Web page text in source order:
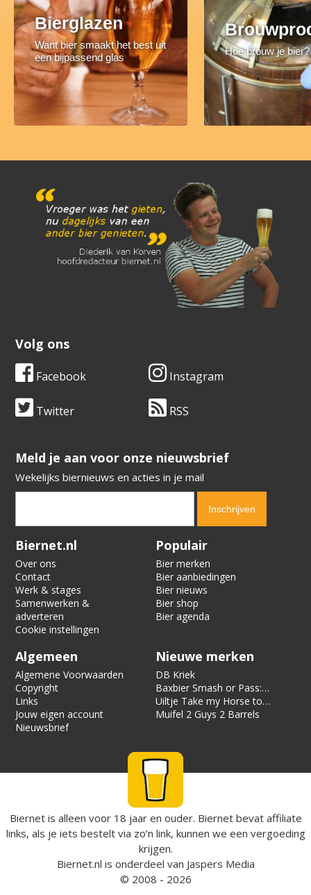
Bierglazen
Want bier smaakt het best uit
een bijpassend glas
Hoe brouw je bier?
Volg ons
Facebook Instagram
Twitter RSS
​​​​​​​Meld je aan voor onze nieuwsbrief
Wekelijks biernieuws en acties in je mail
Verification code:
Biernet.nl
Over ons
Contact
Werk & stages
Samenwerken &
adverteren
Cookie instellingen
Populair
Bier merken
Bier aanbiedingen
Bier nieuws
Bier shop
Bier agenda
Algemeen
Algemene Voorwaarden
Copyright
Links
Jouw eigen account
Nieuwsbrief
Nieuwe merken
DB Kriek
Baxbier Smash or Pass:
Strata
Uiltje Take my Horse to
the Hotel Room
Muifel 2 Guys 2 Barrels
Biernet is alleen voor 18 jaar en ouder. Biernet bevat affiliate
links, als je iets bestelt via zo’n link, kunnen we een vergoeding
krijgen.
Biernet.nl is onderdeel van Jaspers Media
© 2008 - 2026